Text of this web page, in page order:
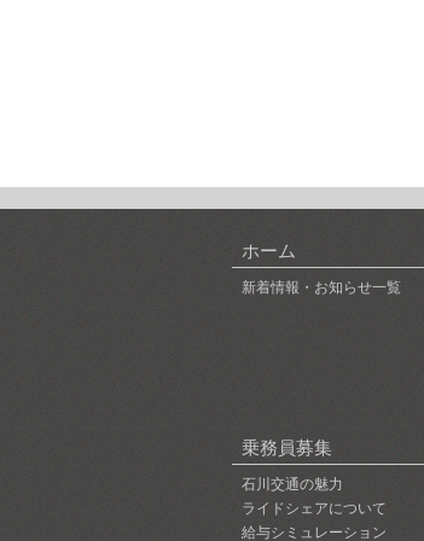
ホーム
新着情報・お知らせ一覧
乗務員募集
石川交通の魅力
ライドシェアについて
給与シミュレーション